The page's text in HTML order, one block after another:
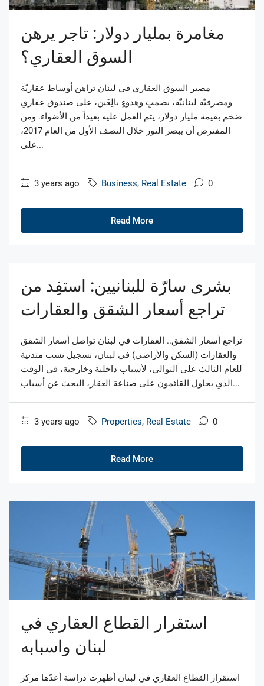
مغامرة بمليار دولار: تاجر يرهن
السوق العقاري؟
مصير السوق العقاري في لبنان تراهن أوساط عقاريّة
ومصرفيّة لبنانيّة، بصمتٍ وهدوءٍ بالِغَين، على صندوق عقاري
ضخم بقيمة مليار دولار، يتم العمل عليه بعيداً من الأضواء. ومن
المفترض أن يبصر النور خلال النصف الأول من العام 2017،
على...
3 years ago Business, Real Estate 0
Read More
بشرى سارّة للبنانيين: استفِد من
تراجع أسعار الشقق والعقارات
تراجع أسعار الشقق.. العقارات في لبنان تواصل أسعار الشقق
والعقارات (السكن والأراضي) في لبنان، تسجيل نسب متدنية
للعام الثالث على التوالي، لأسباب داخلية وخارجية، في الوقت
الذي يحاول القائمون على صناعة العقار، البحث عن أسباب...
3 years ago Properties, Real Estate 0
Read More
استقرار القطاع العقاري في
لبنان واسبابه
استقرار القطاع العقاري في لبنان أظهرت دراسة أعدّها مركز